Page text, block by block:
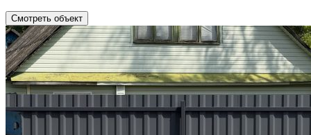
Смотреть объект